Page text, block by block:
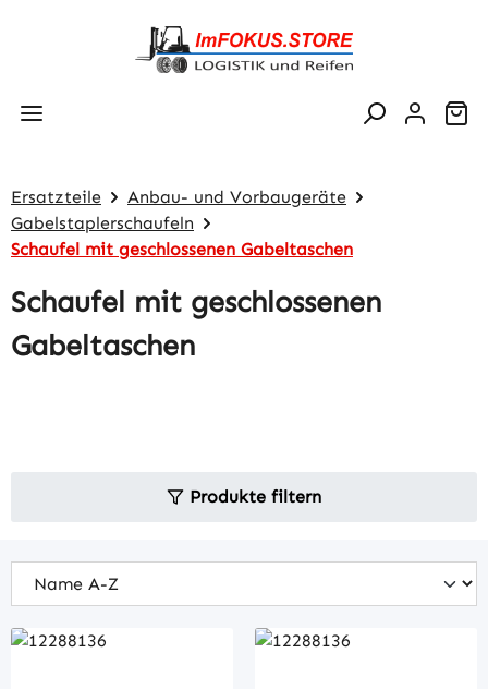
Zum Hauptinhalt springen
Ersatzteile
Anbau- und Vorbaugeräte
Gabelstaplerschaufeln
Schaufel mit geschlossenen Gabeltaschen
Schaufel mit geschlossenen
Gabeltaschen
Produkte filtern